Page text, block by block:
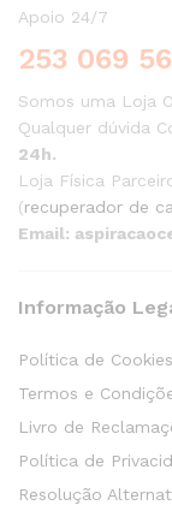
Apoio 24/7
253 069
Somos uma Loja
Qualquer dúvida
24h.
Loja Física
(recuperador de
Email:
Informação
Política de Cookies
Termos e
Livro de
Política de
Resolução